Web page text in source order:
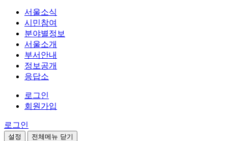
서울소식
시민참여
분야별정보
서울소개
부서안내
정보공개
응답소
로그인
회원가입
로그인
설정 전체메뉴 닫기